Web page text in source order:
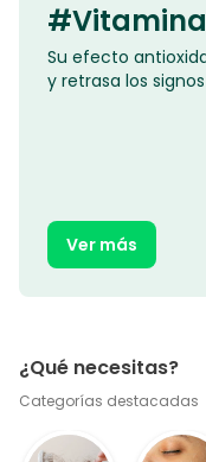
Su efecto
y retrasa los
Ver más
¿Qué necesitas?
Categorías destacadas